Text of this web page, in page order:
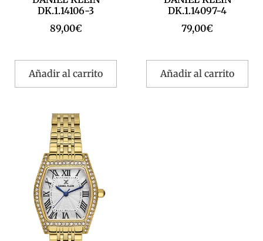
DK.1.14106-3
89,00€
Añadir al carrito
DK.1.14097-4
79,00€
Añadir al carrito